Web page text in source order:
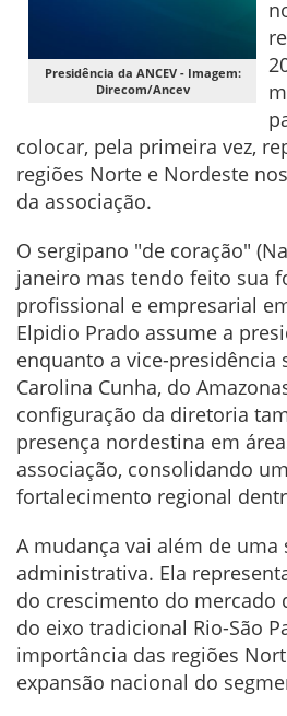
Presidência da ANCEV - Imagem:
Direcom/Ancev
colocar, pela primeira vez,
regiões Norte e Nordeste
da associação.
O sergipano "de coração"
janeiro mas tendo feito sua
profissional e empresarial
Elpidio Prado assume a
enquanto a vice-presidência
Carolina Cunha, do
configuração da diretoria
presença nordestina em
associação, consolidando
fortalecimento regional
A mudança vai além de uma
administrativa. Ela
do crescimento do mercado
do eixo tradicional Rio-São
importância das regiões
expansão nacional do